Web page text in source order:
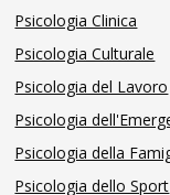
Psicologia Clinica
Psicologia Culturale
Psicologia del Lavoro
Psicologia
Psicologia della
Psicologia dello Sport